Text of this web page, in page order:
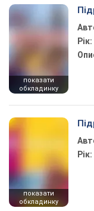
показати
обкладинку
Рік:
показати
обкладинку
Рік: